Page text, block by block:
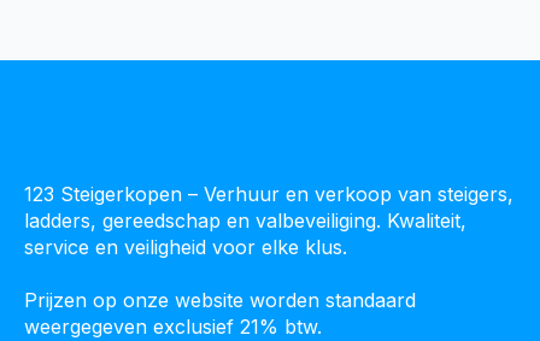
123 Steigerkopen – Verhuur en verkoop van steigers,
ladders, gereedschap en valbeveiliging. Kwaliteit,
service en veiligheid voor elke klus.
Prijzen op onze website worden standaard
weergegeven exclusief 21% btw.